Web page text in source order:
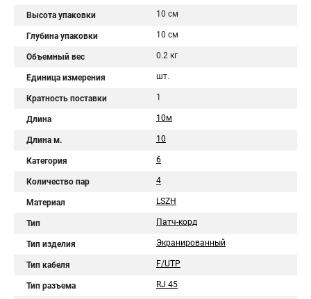
Высота упаковки 10 см
Глубина упаковки 10 см
Объемный вес 0.2 кг
Единица измерения шт.
Кратность поставки 1
Длина 10м
Длина м. 10
Категория 6
Количество пар 4
Материал LSZH
Тип Патч-корд
Тип изделия Экранированный
Тип кабеля F/UTP
Тип разъема RJ 45